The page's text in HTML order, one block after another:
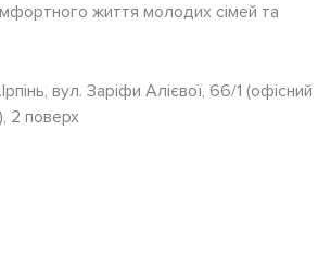
життя молодих сімей та
вул. Заріфи Алієвої, 66/1 (офісний
2 поверх